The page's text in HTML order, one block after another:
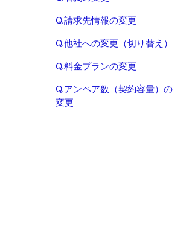
Q.請求先情報の変更
Q.他社への変更（切り替え）
Q.料金プランの変更
Q.アンペア数（契約容量）の
変更